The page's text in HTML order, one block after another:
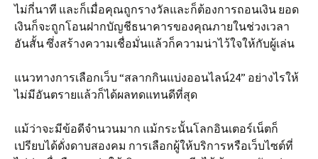
ไม่กี่นาที และก็เมื่อคุณถูกรางวัลและก็ต้องการถอนเงิน ยอด
เงินก็จะถูกโอนฝากบัญชีธนาคารของคุณภายในช่วงเวลา
อันสั้น ซึ่งสร้างความเชื่อมั่นแล้วก็ความน่าไว้ใจให้กับผู้เล่น
แนวทางการเลือกเว็บ “สลากกินแบ่งออนไลน์24” อย่างไรให้
ไม่มีอันตรายแล้วก็ได้ผลทดแทนดีที่สุด
แม้ว่าจะมีข้อดีจำนวนมาก แม้กระนั้นโลกอินเตอร์เน็ตก็
เปรียบได้ดั่งดาบสองคม การเลือกผู้ให้บริการหรือเว็บไซต์ที่